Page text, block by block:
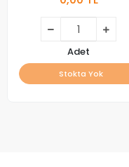
Adet
Stokta Yok